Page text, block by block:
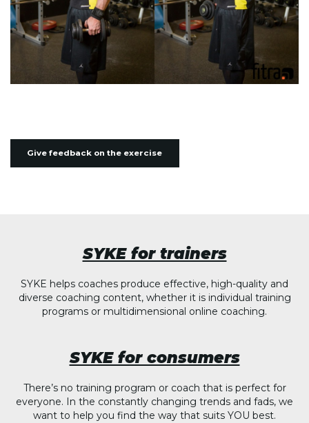
Give feedback on the exercise
SYKE for trainers
SYKE helps coaches produce effective, high-quality and
diverse coaching content, whether it is individual training
programs or multidimensional online coaching.
SYKE for consumers
There’s no training program or coach that is perfect for
everyone. In the constantly changing trends and fads, we
want to help you find the way that suits YOU best.